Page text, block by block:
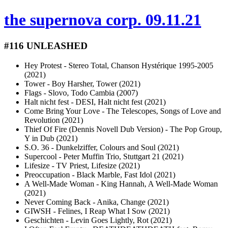
the supernova corp. 09.11.21
#116 UNLEASHED
Hey Protest - Stereo Total, Chanson Hystérique 1995-2005
(2021)
Tower - Boy Harsher, Tower (2021)
Flags - Slovo, Todo Cambia (2007)
Halt nicht fest - DESI, Halt nicht fest (2021)
Come Bring Your Love - The Telescopes, Songs of Love and
Revolution (2021)
Thief Of Fire (Dennis Novell Dub Version) - The Pop Group,
Y in Dub (2021)
S.O. 36 - Dunkelziffer, Colours and Soul (2021)
Supercool - Peter Muffin Trio, Stuttgart 21 (2021)
Lifesize - TV Priest, Lifesize (2021)
Preoccupation - Black Marble, Fast Idol (2021)
A Well-Made Woman - King Hannah, A Well-Made Woman
(2021)
Never Coming Back - Anika, Change (2021)
GIWSH - Felines, I Reap What I Sow (2021)
Geschichten - Levin Goes Lightly, Rot (2021)